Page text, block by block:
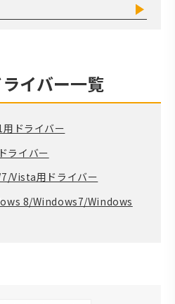
イバー一覧
ドライバー
ライバー
Vista用ドライバー
8/Windows7/Windows